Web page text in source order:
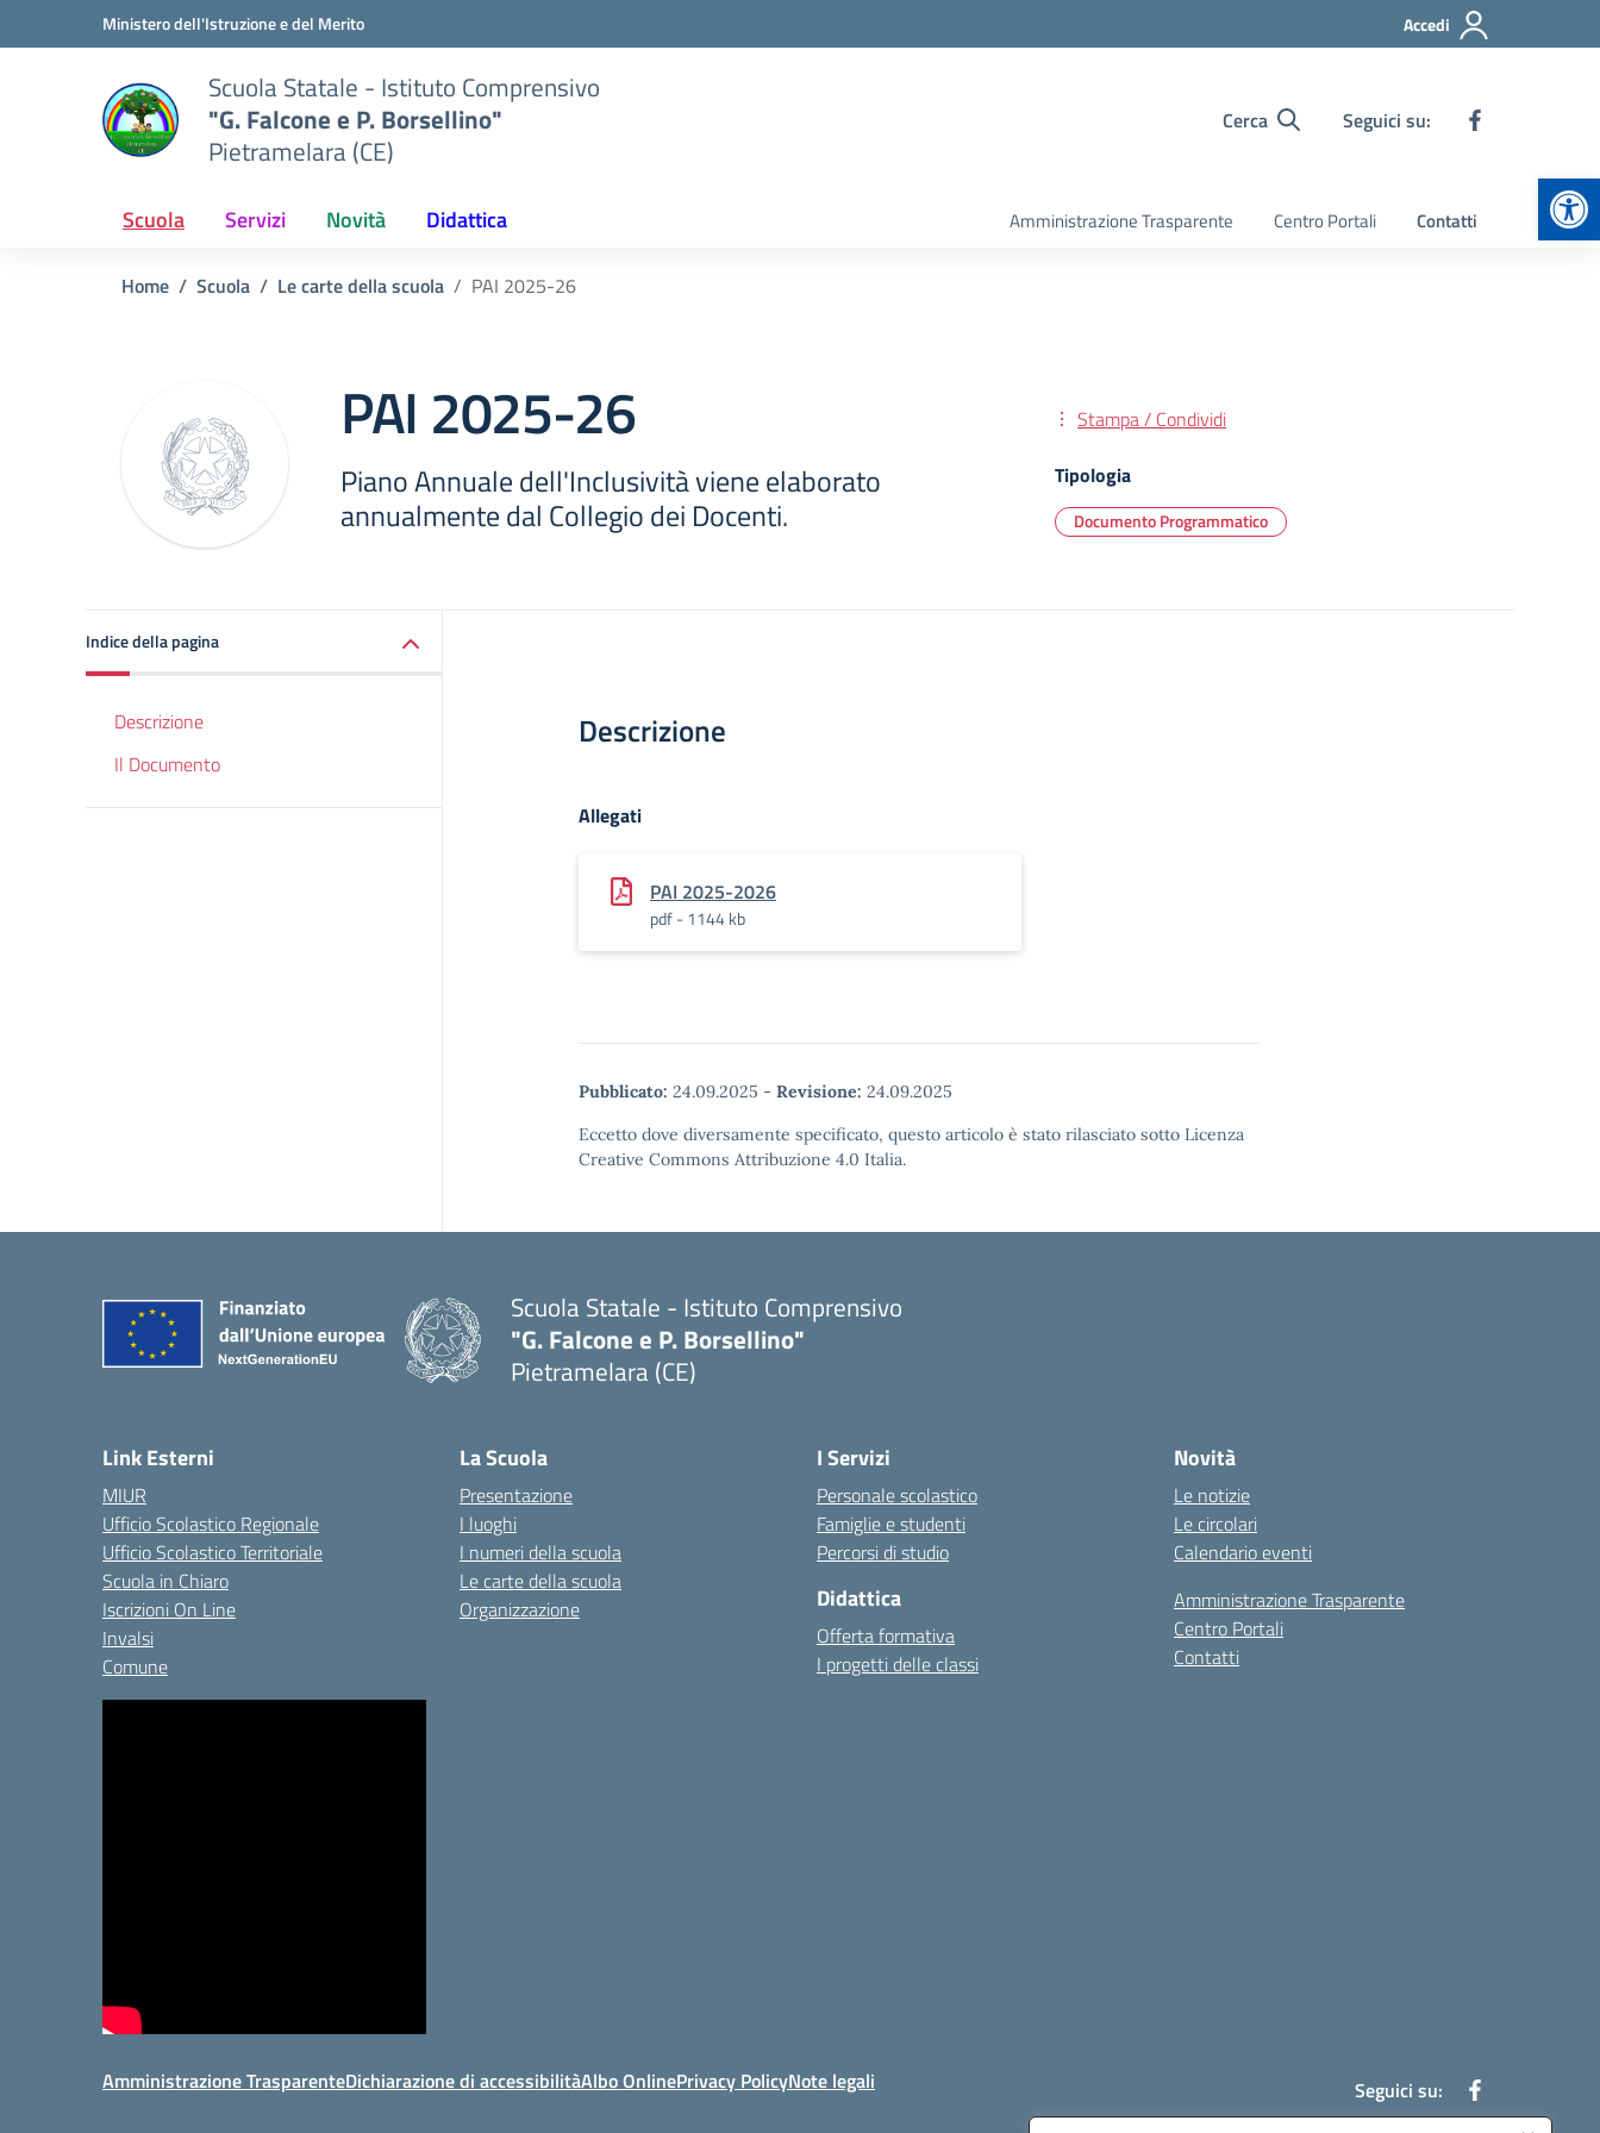
Vai ai contenuti
Vai al menu di navigazioneMinistero dell'Istruzione e del Merito Accedi
Scuola Statale - Istituto Comprensivo
"G. Falcone e P. Borsellino"
Pietramelara (CE)
Cerca Seguici su:
Scuola Servizi Novità Didattica Amministrazione Trasparente Centro Portali Contatti
Home Scuola Le carte della scuola PAI 2025-26
PAI 2025-26
Piano Annuale dell'Inclusività viene elaborato
annualmente dal Collegio dei Docenti.
Stampa / Condividi
Tipologia
Documento Programmatico
Indice della pagina
Descrizione
Il Documento
Descrizione
Allegati
PAI 2025-2026
pdf - 1144 kb
Pubblicato: 24.09.2025 - Revisione: 24.09.2025
Eccetto dove diversamente specificato, questo articolo è stato rilasciato sotto Licenza
Creative Commons Attribuzione 4.0 Italia.
Scuola Statale - Istituto Comprensivo
"G. Falcone e P. Borsellino"
Pietramelara (CE)
Link Esterni
MIUR
Ufficio Scolastico Regionale
Ufficio Scolastico Territoriale
Scuola in Chiaro
Iscrizioni On Line
Invalsi
Comune
La Scuola
Presentazione
I luoghi
I numeri della scuola
Le carte della scuola
Organizzazione
I Servizi
Personale scolastico
Famiglie e studenti
Percorsi di studio
Didattica
Offerta formativa
I progetti delle classi
Novità
Le notizie
Le circolari
Calendario eventi
Amministrazione Trasparente
Centro Portali
Contatti
Amministrazione TrasparenteDichiarazione di accessibilitàAlbo OnlinePrivacy PolicyNote legali Seguici su: